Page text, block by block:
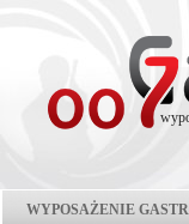
WYPOSAŻENIE